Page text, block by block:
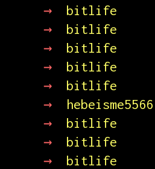
→
bitlife
→
bitlife
→
bitlife
→
bitlife
→
bitlife
→
hebeisme5566
→
bitlife
→
bitlife
→
bitlife